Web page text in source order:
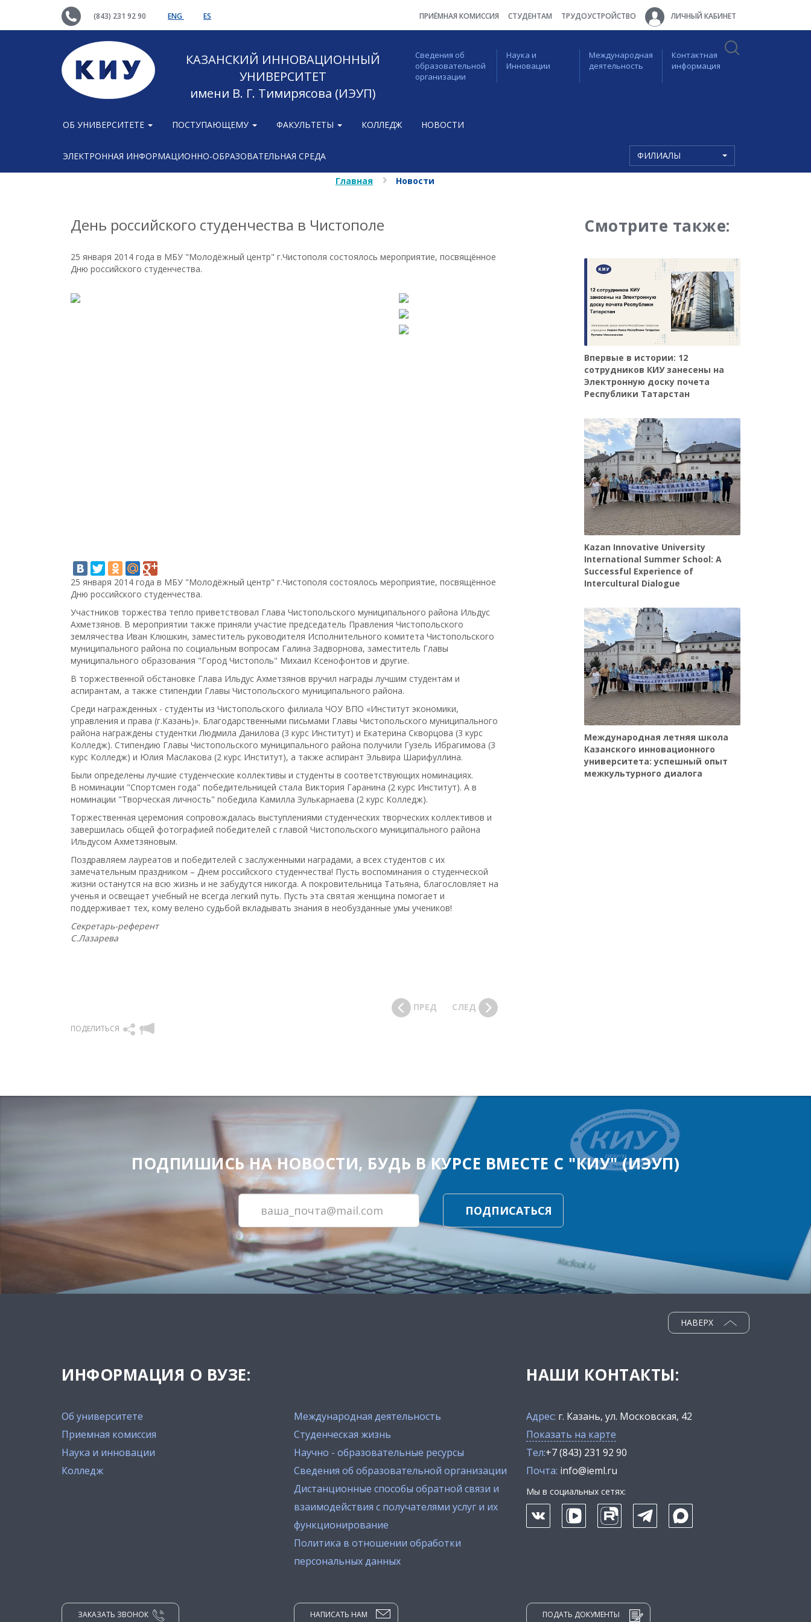
(843) 231 92 90 ENG ES ПРИЁМНАЯ КОМИССИЯ СТУДЕНТАМ ТРУДОУСТРОЙСТВО ЛИЧНЫЙ КАБИНЕТ
КАЗАНСКИЙ ИННОВАЦИОННЫЙ
УНИВЕРСИТЕТ
имени В. Г. Тимирясова (ИЭУП)
Сведения об
образовательной
организации
Наука и
Инновации
Международная
деятельность
Контактная
информация
ОБ УНИВЕРСИТЕТЕ ПОСТУПАЮЩЕМУ ФАКУЛЬТЕТЫ КОЛЛЕДЖ НОВОСТИ
ЭЛЕКТРОННАЯ ИНФОРМАЦИОННО-ОБРАЗОВАТЕЛЬНАЯ СРЕДА ФИЛИАЛЫ
Главная Новости
День российского студенчества в Чистополе
25 января 2014 года в МБУ "Молодёжный центр" г.Чистополя состоялось мероприятие, посвящённое
Дню российского студенчества.
25 января 2014 года в МБУ "Молодёжный центр" г.Чистополя состоялось мероприятие, посвящённое
Дню российского студенчества.
Участников торжества тепло приветствовал Глава Чистопольского муниципального района Ильдус
Ахметзянов. В мероприятии также приняли участие председатель Правления Чистопольского
землячества Иван Клюшкин, заместитель руководителя Исполнительного комитета Чистопольского
муниципального района по социальным вопросам Галина Задворнова, заместитель Главы
муниципального образования "Город Чистополь" Михаил Ксенофонтов и другие.
В торжественной обстановке Глава Ильдус Ахметзянов вручил награды лучшим студентам и
аспирантам, а также стипендии Главы Чистопольского муниципального района.
Среди награжденных - студенты из Чистопольского филиала ЧОУ ВПО «Институт экономики,
управления и права (г.Казань)». Благодарственными письмами Главы Чистопольского муниципального
района награждены студентки Людмила Данилова (3 курс Институт) и Екатерина Скворцова (3 курс
Колледж). Стипендию Главы Чистопольского муниципального района получили Гузель Ибрагимова (3
курс Колледж) и Юлия Маслакова (2 курс Институт), а также аспирант Эльвира Шарифуллина.
Были определены лучшие студенческие коллективы и студенты в соответствующих номинациях.
В номинации "Спортсмен года" победительницей стала Виктория Гаранина (2 курс Институт). А в
номинации "Творческая личность" победила Камилла Зулькарнаева (2 курс Колледж).
Торжественная церемония сопровождалась выступлениями студенческих творческих коллективов и
завершилась общей фотографией победителей с главой Чистопольского муниципального района
Ильдусом Ахметзяновым.
Поздравляем лауреатов и победителей с заслуженными наградами, а всех студентов с их
замечательным праздником – Днем российского студенчества! Пусть воспоминания о студенческой
жизни останутся на всю жизнь и не забудутся никогда. А покровительница Татьяна, благословляет на
ученья и освещает учебный не всегда легкий путь. Пусть эта святая женщина помогает и
поддерживает тех, кому велено судьбой вкладывать знания в необузданные умы учеников!
Секретарь-референт
С.Лазарева
ПОДЕЛИТЬСЯ
ПРЕД СЛЕД
Смотрите также:
Впервые в истории: 12
сотрудников КИУ занесены на
Электронную доску почета
Республики Татарстан
Kazan Innovative University
International Summer School: A
Successful Experience of
Intercultural Dialogue
Международная летняя школа
Казанского инновационного
университета: успешный опыт
межкультурного диалога
ПОДПИШИСЬ НА НОВОСТИ, БУДЬ В КУРСЕ ВМЕСТЕ С "КИУ" (ИЭУП)
ПОДПИСАТЬСЯ
ИНФОРМАЦИЯ О ВУЗЕ:
Об университете
Приемная комиссия
Наука и инновации
Колледж
Международная деятельность
Студенческая жизнь
Научно - образовательные ресурсы
Сведения об образовательной организации
Дистанционные способы обратной связи и
взаимодействия с получателями услуг и их
функционирование
Политика в отношении обработки
персональных данных
НАВЕРХ
НАШИ КОНТАКТЫ:
Адрес: г. Казань, ул. Московская, 42
Показать на карте
Тел:+7 (843) 231 92 90
Почта: info@ieml.ru
Мы в социальных сетях:
ЗАКАЗАТЬ ЗВОНОК НАПИСАТЬ НАМ ПОДАТЬ ДОКУМЕНТЫ